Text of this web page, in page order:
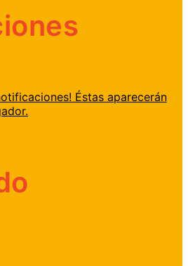
Éstas aparecerán